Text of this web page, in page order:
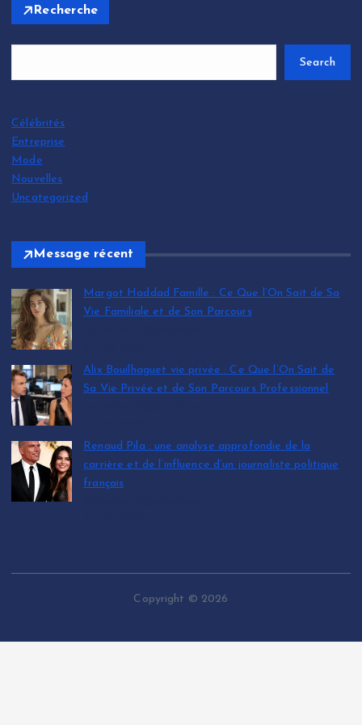
Recherche
Search
Célébrités
Entreprise
Mode
Nouvelles
Uncategorized
Message récent
Margot Haddad Famille : Ce Que l’On Sait de Sa
Vie Familiale et de Son Parcours
Alix Bouilhaguet vie privée : Ce Que l’On Sait de
Sa Vie Privée et de Son Parcours Professionnel
Renaud Pila : une analyse approfondie de la
carrière et de l’influence d’un journaliste politique
français
Copyright © 2026